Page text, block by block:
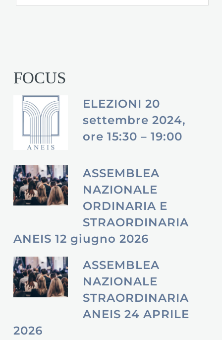
FOCUS
ELEZIONI 20
settembre 2024,
ore 15:30 – 19:00
ASSEMBLEA
NAZIONALE
ORDINARIA E
STRAORDINARIA
ANEIS 12 giugno 2026
ASSEMBLEA
NAZIONALE
STRAORDINARIA
ANEIS 24 APRILE
2026